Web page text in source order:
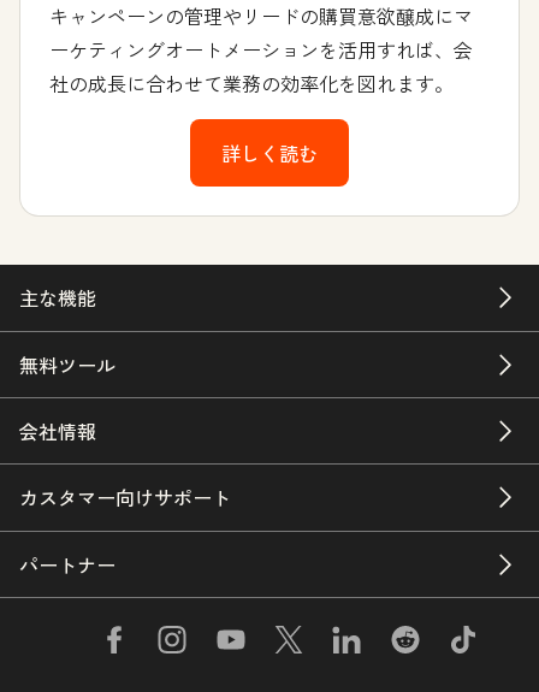
キャンペーンの管理やリードの購買意欲醸成にマ
ーケティングオートメーションを活用すれば、会
社の成長に合わせて業務の効率化を図れます。
詳しく読む
主な機能
無料ツール
会社情報
カスタマー向けサポート
パートナー